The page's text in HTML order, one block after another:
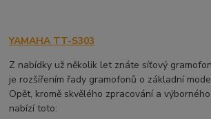
YAMAHA TT-S303
Z nabídky už několik let znáte síťový
je rozšířením řady gramofonů o základní
Opět, kromě skvělého zpracování a
nabízí toto: